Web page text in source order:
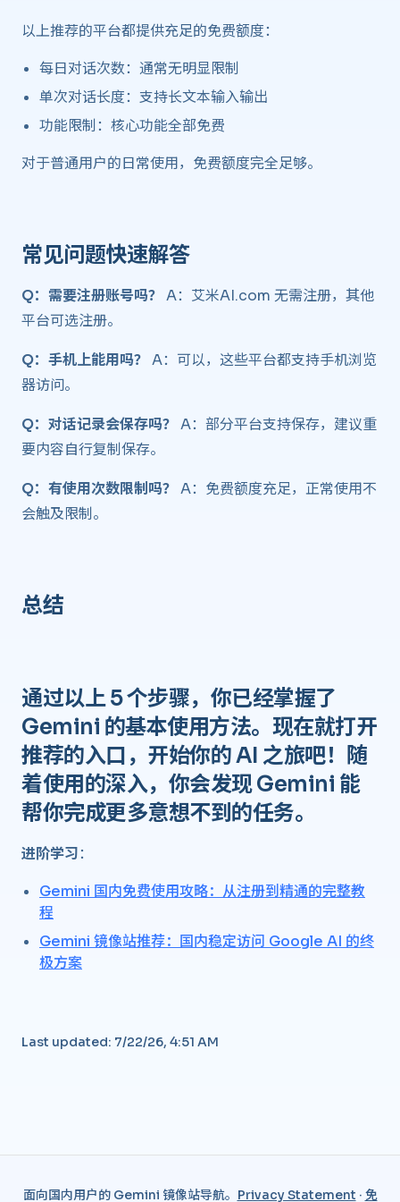
以上推荐的平台都提供充足的免费额度：
每日对话次数：通常无明显限制
单次对话长度：支持长文本输入输出
功能限制：核心功能全部免费
对于普通用户的日常使用，免费额度完全足够。
常见问题快速解答 ​
Q：需要注册账号吗？ A：艾米AI.com 无需注册，其他
平台可选注册。
Q：手机上能用吗？ A：可以，这些平台都支持手机浏览
器访问。
Q：对话记录会保存吗？ A：部分平台支持保存，建议重
要内容自行复制保存。
Q：有使用次数限制吗？ A：免费额度充足，正常使用不
会触及限制。
总结 ​
通过以上 5 个步骤，你已经掌握了
Gemini 的基本使用方法。现在就打开
推荐的入口，开始你的 AI 之旅吧！随
着使用的深入，你会发现 Gemini 能
帮你完成更多意想不到的任务。
进阶学习：
Gemini 国内免费使用攻略：从注册到精通的完整教
程
Gemini 镜像站推荐：国内稳定访问 Google AI 的终
极方案
Last updated: 7/22/26, 4:51 AM
面向国内用户的 Gemini 镜像站导航。 Privacy Statement · 免